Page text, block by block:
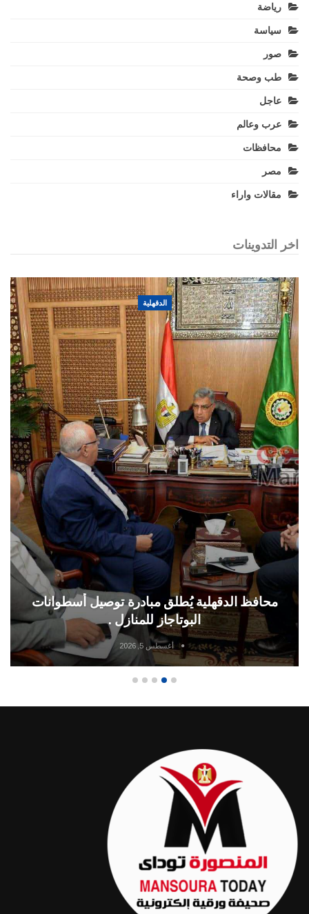
رياضة
سياسة
صور
طب وصحة
عاجل
عرب وعالم
محافظات
مصر
مقالات واراء
اخر التدوينات
الدقهلية
محافظ الدقهلية يُطلق مبادرة توصيل أسطوانات
البوتاجاز للمنازل .
أغسطس 5, 2026